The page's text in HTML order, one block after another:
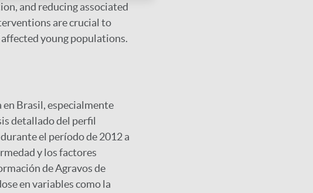
and reducing associated
are crucial to
young populations.
en Brasil, especialmente
detallado del perfil
el período de 2012 a
y los factores
de Agravos de
en variables como la